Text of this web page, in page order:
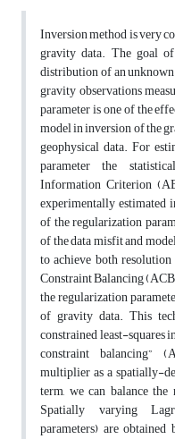
Inversion method is very
gravity data. The goal
distribution of an
gravity observations
parameter is one of the
model in inversion of the
geophysical data. For
parameter the
Information Criterion
experimentally estimated
of the regularization
of the data misfit and
to achieve both
Constraint Balancing
the regularization
of gravity data. This
constrained least-squares
constraint balancing”
multiplier as a spatially-
term, we can balance
Spatially varying
parameters) are